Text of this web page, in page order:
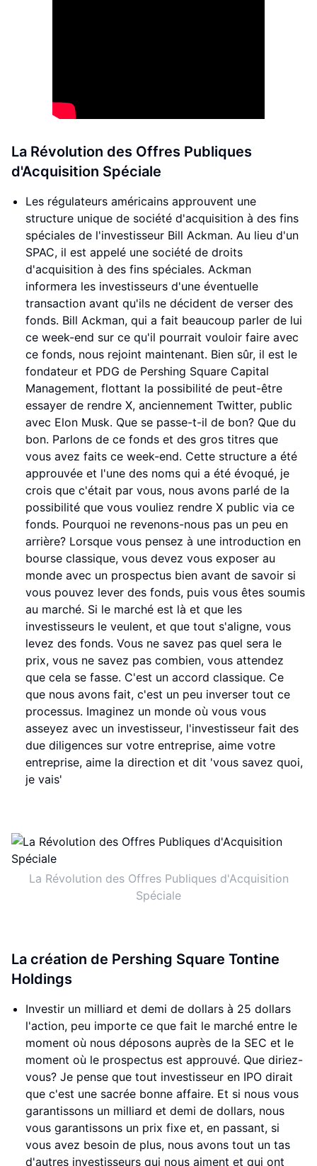
La Révolution des Offres Publiques
d'Acquisition Spéciale
Les régulateurs américains approuvent une
structure unique de société d'acquisition à des fins
spéciales de l'investisseur Bill Ackman. Au lieu d'un
SPAC, il est appelé une société de droits
d'acquisition à des fins spéciales. Ackman
informera les investisseurs d'une éventuelle
transaction avant qu'ils ne décident de verser des
fonds. Bill Ackman, qui a fait beaucoup parler de lui
ce week-end sur ce qu'il pourrait vouloir faire avec
ce fonds, nous rejoint maintenant. Bien sûr, il est le
fondateur et PDG de Pershing Square Capital
Management, flottant la possibilité de peut-être
essayer de rendre X, anciennement Twitter, public
avec Elon Musk. Que se passe-t-il de bon? Que du
bon. Parlons de ce fonds et des gros titres que
vous avez faits ce week-end. Cette structure a été
approuvée et l'une des noms qui a été évoqué, je
crois que c'était par vous, nous avons parlé de la
possibilité que vous vouliez rendre X public via ce
fonds. Pourquoi ne revenons-nous pas un peu en
arrière? Lorsque vous pensez à une introduction en
bourse classique, vous devez vous exposer au
monde avec un prospectus bien avant de savoir si
vous pouvez lever des fonds, puis vous êtes soumis
au marché. Si le marché est là et que les
investisseurs le veulent, et que tout s'aligne, vous
levez des fonds. Vous ne savez pas quel sera le
prix, vous ne savez pas combien, vous attendez
que cela se fasse. C'est un accord classique. Ce
que nous avons fait, c'est un peu inverser tout ce
processus. Imaginez un monde où vous vous
asseyez avec un investisseur, l'investisseur fait des
due diligences sur votre entreprise, aime votre
entreprise, aime la direction et dit 'vous savez quoi,
je vais'
La Révolution des Offres Publiques d'Acquisition
Spéciale
La création de Pershing Square Tontine
Holdings
Investir un milliard et demi de dollars à 25 dollars
l'action, peu importe ce que fait le marché entre le
moment où nous déposons auprès de la SEC et le
moment où le prospectus est approuvé. Que diriez-
vous? Je pense que tout investisseur en IPO dirait
que c'est une sacrée bonne affaire. Et si nous vous
garantissons un milliard et demi de dollars, nous
vous garantissons un prix fixe et, en passant, si
vous avez besoin de plus, nous avons tout un tas
d'autres investisseurs qui nous aiment et qui ont